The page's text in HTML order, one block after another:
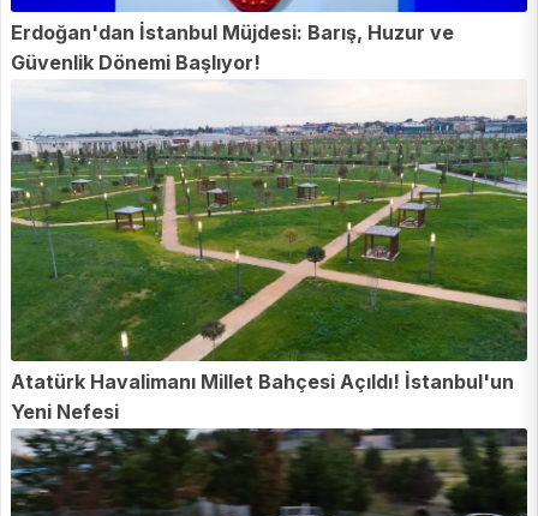
Erdoğan'dan İstanbul Müjdesi: Barış, Huzur ve
Güvenlik Dönemi Başlıyor!
Atatürk Havalimanı Millet Bahçesi Açıldı! İstanbul'un
Yeni Nefesi